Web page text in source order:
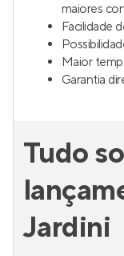
maiores
Facilidade
Maior
Garantia
Tudo
Jardini